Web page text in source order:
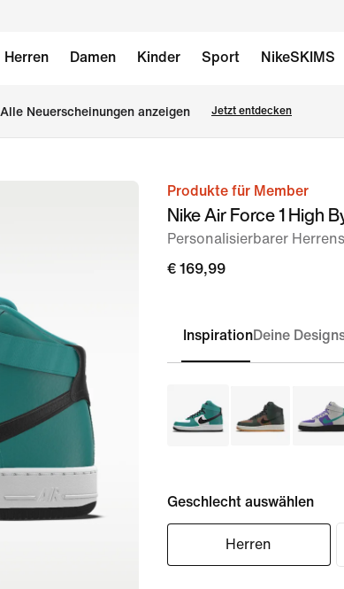
Herren Damen Kinder Sport NikeSKIMS
Alle Neuerscheinungen anzeigen Jetzt entdecken
Bild 1Produkte für Member
Nike Air Force 1 High
Personalisierbarer
€ 169,99
InspirationDeine
Geschlecht auswählen
Herren